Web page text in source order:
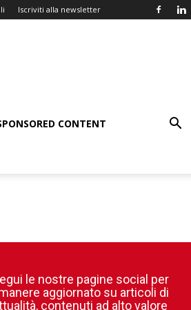
Iscriviti alla newsletter
CONTENT
le nostre pagine social per
aggiornato su articoli di
contenuti ad alto valore